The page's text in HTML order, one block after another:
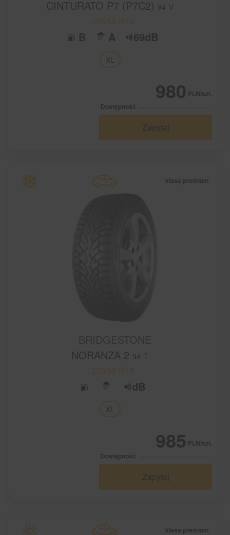
CINTURATO P7 (P7C2) 94 V
205/55 R16
B A 69dB
XL
980 PLN/szt.
Dostępność
Zapytaj
klasa premium
NORANZA 2 94 T
205/55 R16
dB
XL
985 PLN/szt.
Dostępność
Zapytaj
klasa premium